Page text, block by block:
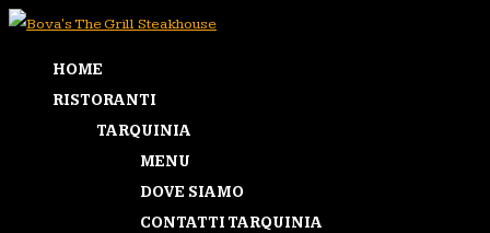
HOME
RISTORANTI
TARQUINIA
MENU
DOVE SIAMO
CONTATTI TARQUINIA